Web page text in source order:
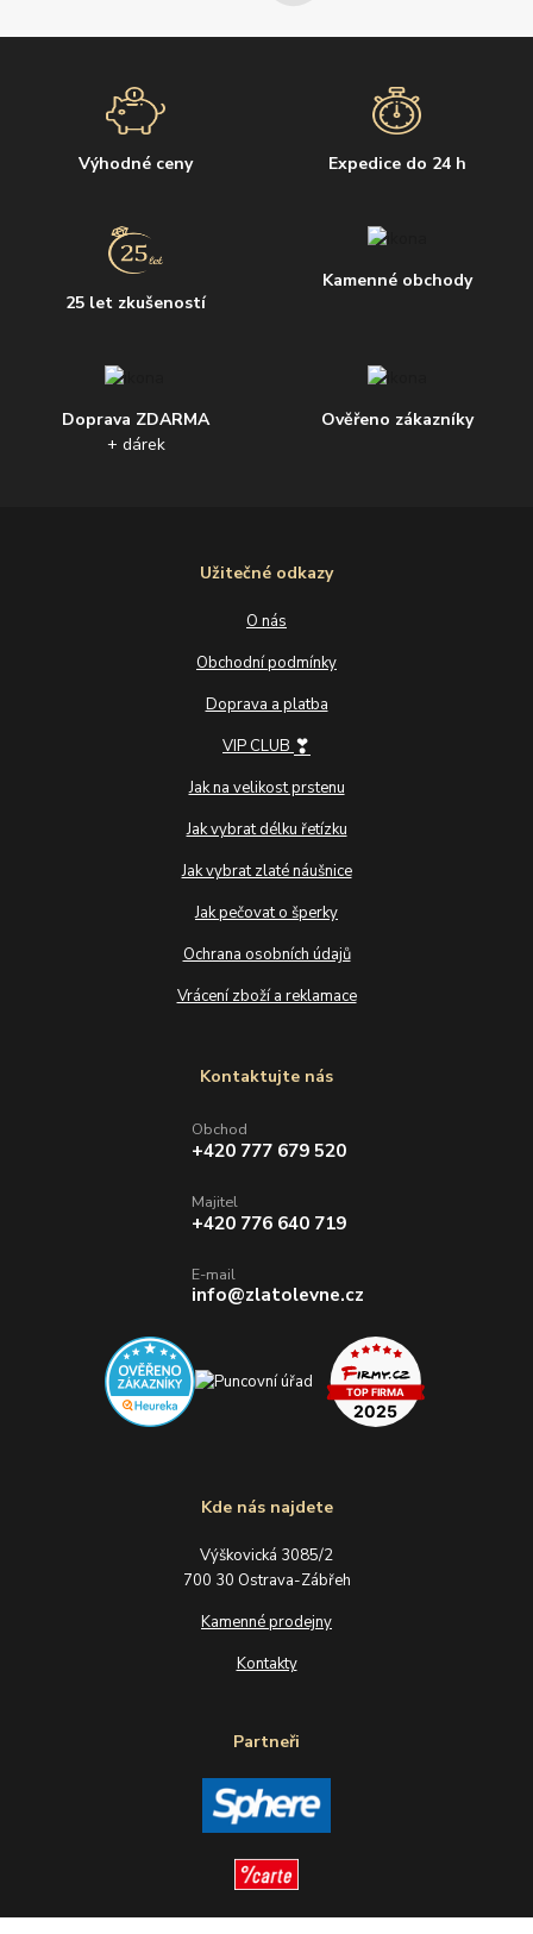
Výhodné ceny Expedice do 24 h
25 let zkušeností
Kamenné obchody
Doprava ZDARMA
+ dárek
Ověřeno zákazníky
Užitečné odkazy
O nás
Obchodní podmínky
Doprava a platba
VIP CLUB ❣
Jak na velikost prstenu
Jak vybrat délku řetízku
Jak vybrat zlaté náušnice
Jak pečovat o šperky
Ochrana osobních údajů
Vrácení zboží a reklamace
Kde nás najdete
Výškovická 3085/2
700 30 Ostrava-Zábřeh
Kamenné prodejny
Kontakty
Partneři
Kontaktujte nás
Obchod
+420 777 679 520
Majitel
+420 776 640 719
E-mail
info@zlatolevne.cz